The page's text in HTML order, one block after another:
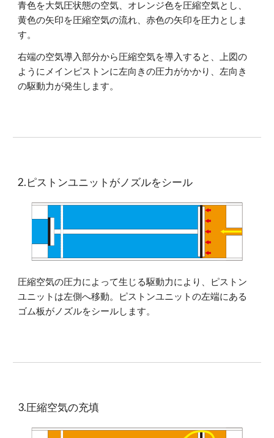
青色を大気圧状態の空気、オレンジ色を圧縮空気とし、
黄色の矢印を圧縮空気の流れ、赤色の矢印を圧力としま
す。
右端の空気導入部分から圧縮空気を導入すると、上図の
ようにメインピストンに左向きの圧力がかかり、左向き
の駆動力が発生します。
2.ピストンユニットがノズルをシール
圧縮空気の圧力によって生じる駆動力により、ピストン
ユニットは左側へ移動。ピストンユニットの左端にある
ゴム板がノズルをシールします。
3.圧縮空気の充填